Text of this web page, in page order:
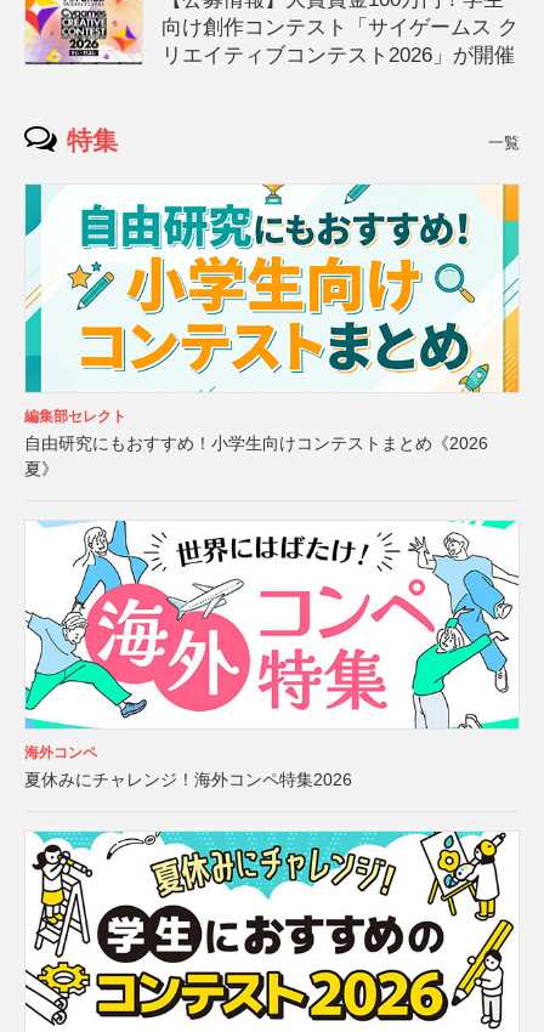
向け創作コンテスト「サイゲームス ク
リエイティブコンテスト2026」が開催
特集 一覧
編集部セレクト
自由研究にもおすすめ！小学生向けコンテストまとめ《2026
夏》
海外コンペ
夏休みにチャレンジ！海外コンペ特集2026